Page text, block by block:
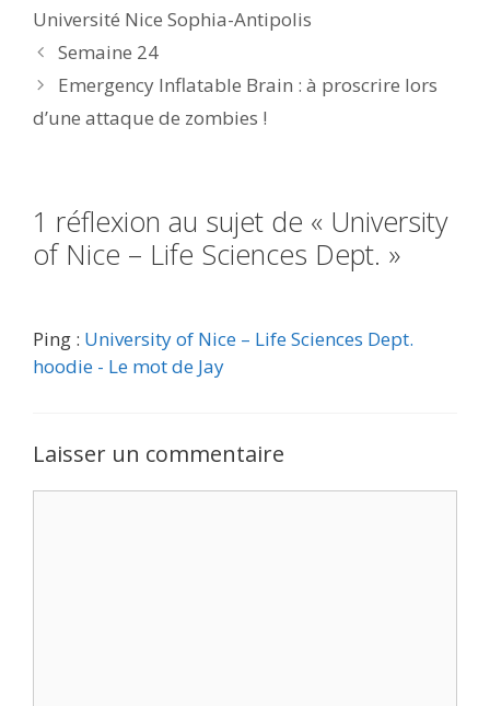
Université Nice Sophia-Antipolis
Semaine 24
Emergency Inflatable Brain : à proscrire lors
d’une attaque de zombies !
1 réflexion au sujet de « University
of Nice – Life Sciences Dept. »
Ping : University of Nice – Life Sciences Dept.
hoodie - Le mot de Jay
Laisser un commentaire